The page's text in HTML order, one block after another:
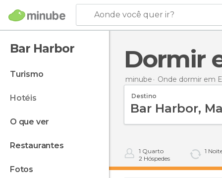
Aonde você quer ir?
Bar Harbor
turismo
hotéis
o que ver
restaurantes
fotos
minube Onde dormir em
Destino
1 Quarto
2 Hóspedes
1